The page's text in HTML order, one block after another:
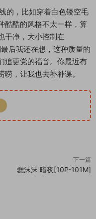
的，比如穿着白色镂空毛
酷酷的风格不太一样，算
干净，大小控制在
后我还在想，这种质量的
追更党的福音。你最近有
，让我也去补补课。
下一篇
蠢沫沫 暗夜[10P-101M]